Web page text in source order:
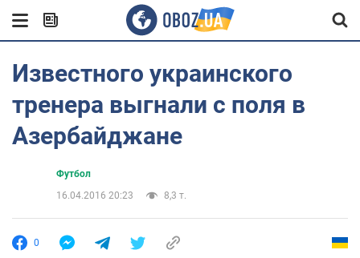
Известного украинского
тренера выгнали с поля в
Азербайджане
Футбол
16.04.2016 20:23
8,3 т.
0